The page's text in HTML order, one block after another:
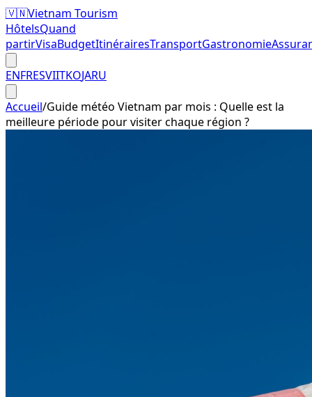
🇻🇳Vietnam Tourism
HôtelsQuand
partirVisaBudgetItinérairesTransportGastronomie
ENFRESVIITKOJARU
Accueil/Guide météo Vietnam par mois : Quelle est la
meilleure période pour visiter chaque région ?